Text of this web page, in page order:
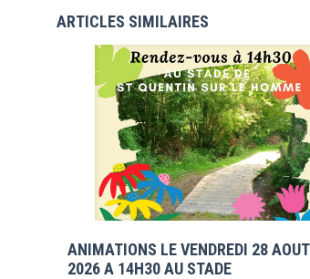
ARTICLES SIMILAIRES
ANIMATIONS LE VENDREDI 28 AOUT
2026 A 14H30 AU STADE